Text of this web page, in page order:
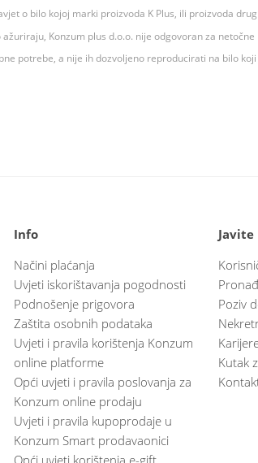
o bilo kojoj marki proizvoda K Plus, ili proizvoda
Konzum plus d.o.o. nije odgovoran za
potrebe, a nije ih dozvoljeno reproducirati na bilo
Info
Načini plaćanja
Uvjeti iskorištavanja pogodnosti
Podnošenje prigovora
Zaštita osobnih podataka
Uvjeti i pravila korištenja Konzum
online platforme
Opći uvjeti i pravila poslovanja za
Konzum online prodaju
Uvjeti i pravila kupoprodaje u
Konzum Smart prodavaonici
Opći uvjeti korištenja e-gift
Javite
Poziv
Kutak